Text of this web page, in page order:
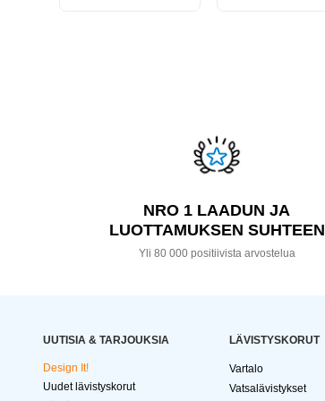
NRO 1 LAADUN JA
LUOTTAMUKSEN SUHTEEN
Yli 80 000 positiivista arvostelua
UUTISIA & TARJOUKSIA
Design It!
Uudet lävistyskorut
LÄVISTYSKORUT
Vartalo
Vatsalävistykset